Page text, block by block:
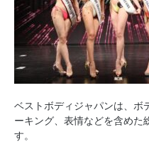
ベストボディジャパンは、ボ
ーキング、表情などを含めた
す。